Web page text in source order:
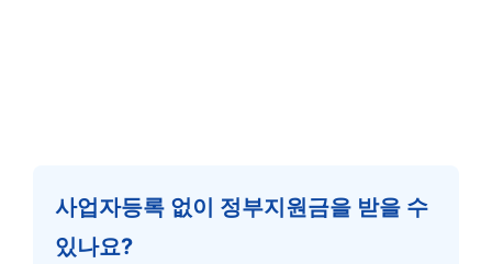
사업자등록 없이 정부지원금을 받을 수
있나요?